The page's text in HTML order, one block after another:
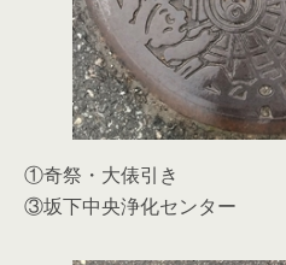
①奇祭・大俵引き
③坂下中央浄化センター